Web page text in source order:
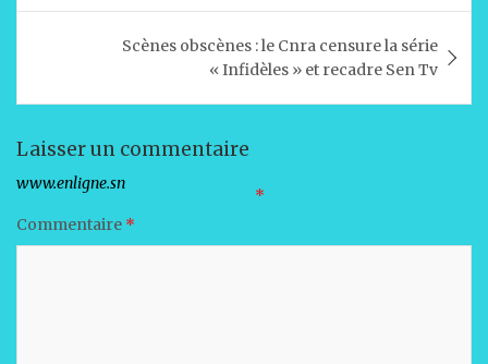
A
p
b
o
dI
n
er
Scènes obscènes : le Cnra censure la série
« Infidèles » et recadre Sen Tv
Laisser un commentaire
Votre adresse e-mail ne sera pas publiée.
Les champs obligatoires sont indiqués avec *
Commentaire *